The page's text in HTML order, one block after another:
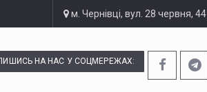
м. Чернівці, вул. 28 червня, 44
НА НАС У СОЦМЕРЕЖАХ: